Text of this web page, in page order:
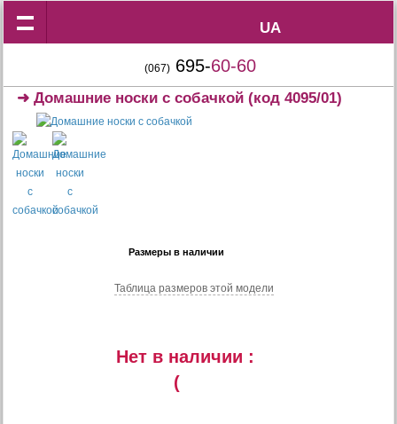
UA
UA
(067) 695-60-60
➜Домашние носки с собачкой (код 4095/01)
Размеры в наличии
Таблица размеров этой модели
Нет в наличии :
(